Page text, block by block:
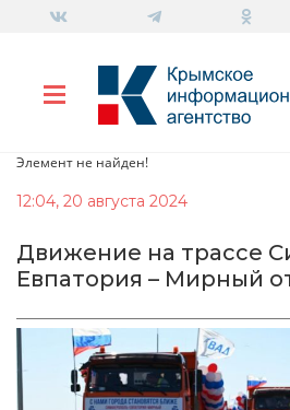
Элемент не найден!
12:04, 20 августа 2024
Движение на трассе
Евпатория – Мирный